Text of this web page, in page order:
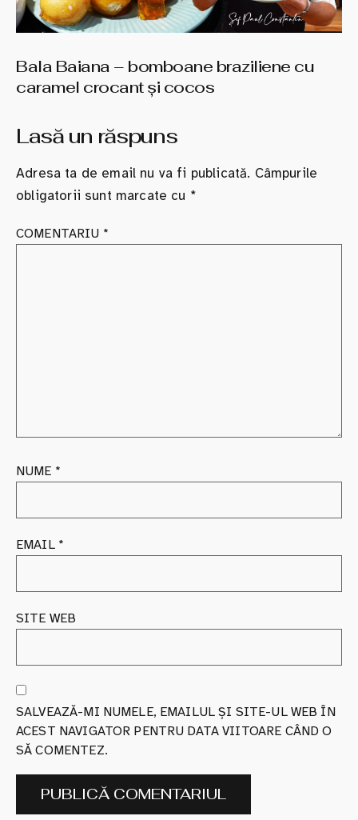
Bala Baiana – bomboane braziliene cu
caramel crocant şi cocos
Lasă un răspuns
Adresa ta de email nu va fi publicată. Câmpurile
obligatorii sunt marcate cu *
COMENTARIU *
NUME *
EMAIL *
SITE WEB
SALVEAZĂ-MI NUMELE, EMAILUL ȘI SITE-UL WEB ÎN
ACEST NAVIGATOR PENTRU DATA VIITOARE CÂND O
SĂ COMENTEZ.